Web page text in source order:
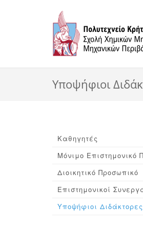
Υποψήφιοι
Καθηγητές
Μόνιμο Επιστημονικό
Διοικητικό Προσωπικό
Επιστημονικοί
Υποψήφιοι Διδάκτορες